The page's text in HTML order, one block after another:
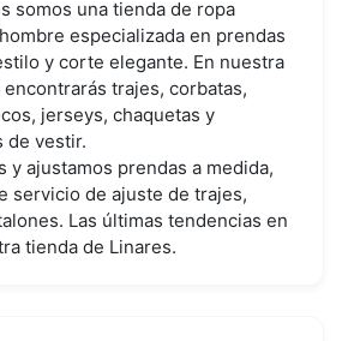
somos una tienda de ropa
especializada en prendas
y corte elegante. En nuestra
trajes, corbatas,
jerseys, chaquetas y
de vestir.
y ajustamos prendas a medida,
servicio de ajuste de trajes,
Las últimas tendencias en
tienda de Linares.